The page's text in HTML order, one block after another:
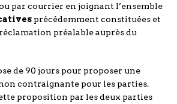
par courrier en joignant l’ensemble
précédemment constituées et
préalable auprès du
de 90 jours pour proposer une
contraignante pour les parties.
proposition par les deux parties